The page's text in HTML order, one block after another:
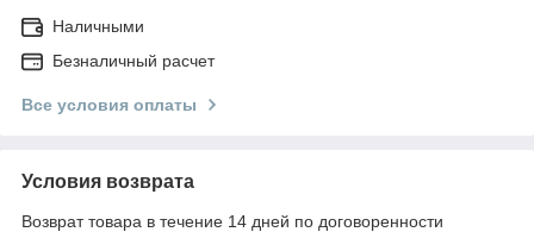
Наличными
Безналичный расчет
Все условия оплаты
Условия возврата
Возврат товара в течение 14 дней по договоренности